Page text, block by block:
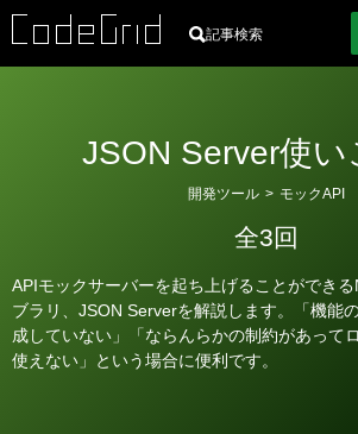
記事検索
JSON Server使い
ー
開発ツール > モックAPI
全3回
APIモックサーバーを起ち上げることができ
ブラリ、JSON Serverを解説します。「機能
成していない」「ならんらかの制約があって
使えない」という場合に便利です。